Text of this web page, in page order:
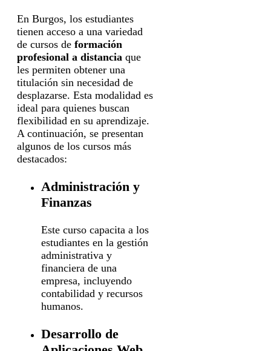
En Burgos, los estudiantes
tienen acceso a una variedad
de cursos de formación
profesional a distancia que
les permiten obtener una
titulación sin necesidad de
desplazarse. Esta modalidad es
ideal para quienes buscan
flexibilidad en su aprendizaje.
A continuación, se presentan
algunos de los cursos más
destacados:
Administración y
Finanzas
Este curso capacita a los
estudiantes en la gestión
administrativa y
financiera de una
empresa, incluyendo
contabilidad y recursos
humanos.
Desarrollo de